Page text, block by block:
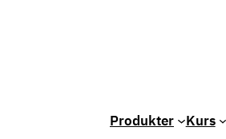
Produkter Kurs